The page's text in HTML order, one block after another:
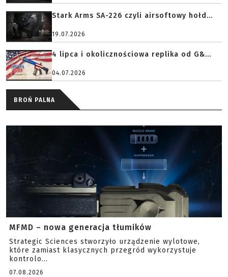
Stark Arms SA-226 czyli airsoftowy hołd...
19.07.2026
4 lipca i okolicznościowa replika od G&...
04.07.2026
BROŃ PALNA
MFMD – nowa generacja tłumików
Strategic Sciences stworzyło urządzenie wylotowe,
które zamiast klasycznych przegród wykorzystuje
kontrolo...
07.08.2026